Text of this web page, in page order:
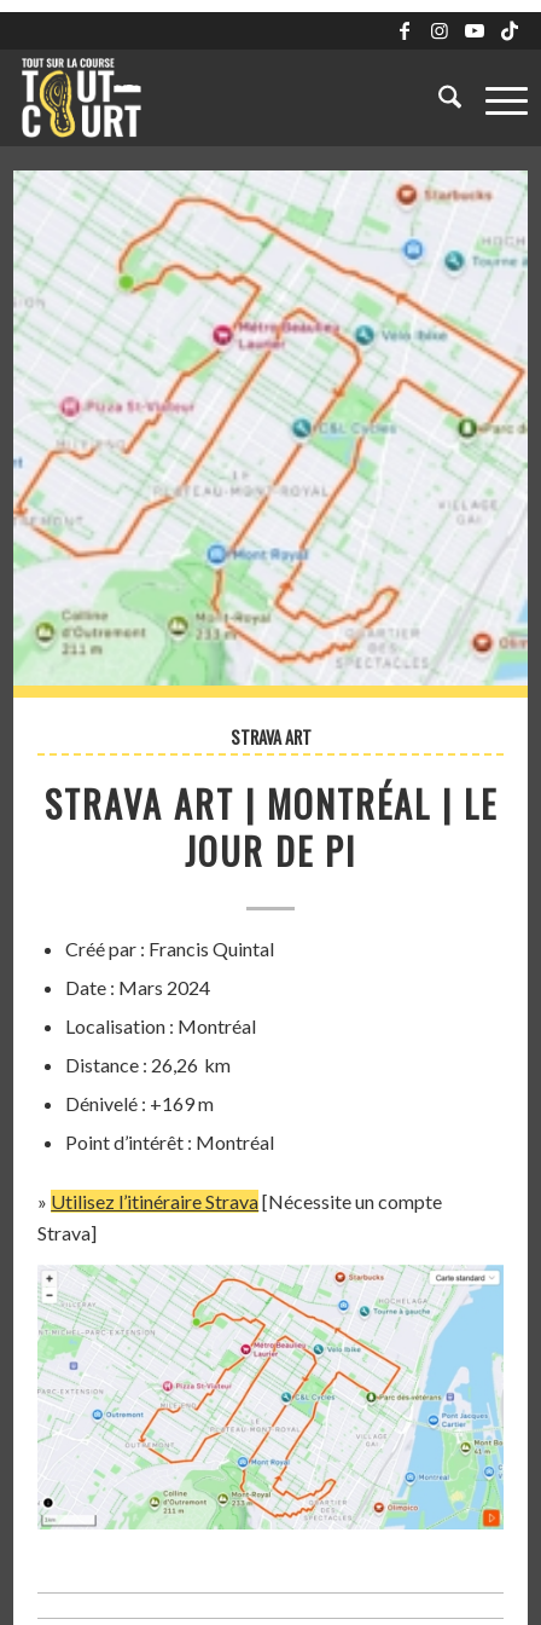
STRAVA ART
STRAVA ART | MONTRÉAL | LE
JOUR DE PI
Créé par : Francis Quintal
Date : Mars 2024
Localisation : Montréal
Distance : 26,26 km
Dénivelé : +169 m
Point d’intérêt : Montréal
» Utilisez l’itinéraire Strava[Nécessite un compte
Strava]